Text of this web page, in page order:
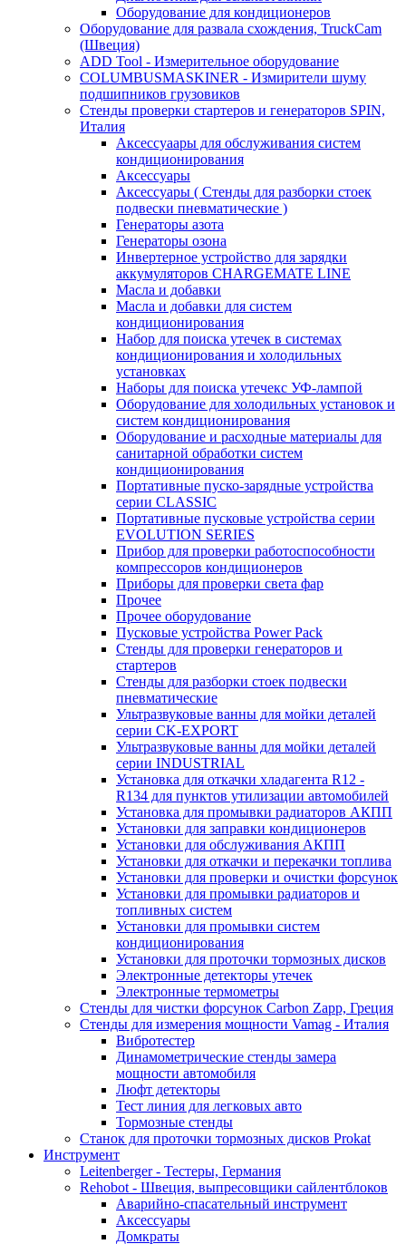
Оборудование для кондиционеров
Оборудование для развала схождения, TruckCam
(Швеция)
ADD Tool - Измерительное оборудование
COLUMBUSMASKINER - Измирители шуму
подшипников грузовиков
Стенды проверки стартеров и генераторов SPIN,
Италия
Аксессуаары для обслуживания систем
кондиционирования
Аксессуары
Аксессуары ( Стенды для разборки стоек
подвески пневматические )
Генераторы азота
Генераторы озона
Инвертерное устройство для зарядки
аккумуляторов CHARGEMATE LINE
Масла и добавки
Масла и добавки для систем
кондиционирования
Набор для поиска утечек в системах
кондиционирования и холодильных
установках
Наборы для поиска утечекс УФ-лампой
Оборудование для холодильных установок и
систем кондиционирования
Оборудование и расходные материалы для
санитарной обработки систем
кондиционирования
Портативные пуско-зарядные устройства
серии CLASSIC
Портативные пусковые устройства серии
EVOLUTION SERIES
Прибор для проверки работоспособности
компрессоров кондиционеров
Приборы для проверки света фар
Прочее
Прочее оборудование
Пусковые устройства Power Pack
Стенды для проверки генераторов и
стартеров
Стенды для разборки стоек подвески
пневматические
Ультразвуковые ванны для мойки деталей
серии CK-EXPORT
Ультразвуковые ванны для мойки деталей
серии INDUSTRIAL
Установка для откачки хладагента R12 -
R134 для пунктов утилизации автомобилей
Установка для промывки радиаторов АКПП
Установки для заправки кондиционеров
Установки для обслуживания АКПП
Установки для откачки и перекачки топлива
Установки для проверки и очистки форсунок
Установки для промывки радиаторов и
топливных систем
Установки для промывки систем
кондиционирования
Установки для проточки тормозных дисков
Электронные детекторы утечек
Электронные термометры
Стенды для чистки форсунок Carbon Zapp, Греция
Стенды для измерения мощности Vamag - Италия
Вибротестер
Динамометрические стенды замера
мощности автомобиля
Люфт детекторы
Тест линия для легковых авто
Тормозные стенды
Станок для проточки тормозных дисков Prokat
Инструмент
Leitenberger - Тестеры, Германия
Rehobot - Швеция, выпресовщики сайлентблоков
Аварийно-спасательный инструмент
Аксессуары
Домкраты